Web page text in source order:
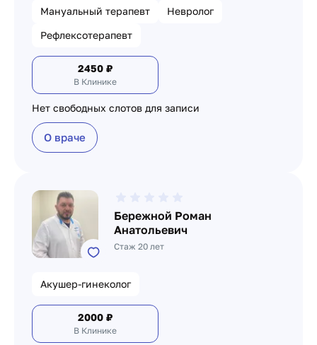
Мануальный терапевт
Невролог
Рефлексотерапевт
2450 ₽
В Клинике
Нет свободных слотов для записи
О враче
Бережной Роман
Анатольевич
Стаж 20 лет
Акушер-гинеколог
2000 ₽
В Клинике